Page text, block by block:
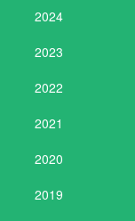
2024
2023
2022
2021
2020
2019